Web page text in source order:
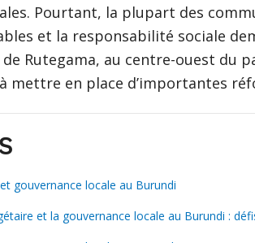
Pourtant, la plupart des
et la responsabilité sociale
de Rutegama, au centre-ouest du
mettre en place d’importantes
gouvernance locale au Burundi
et la gouvernance locale au Burundi :